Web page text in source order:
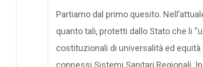
Partiamo dal primo quesito.
quanto tali, protetti dallo Stato che li
costituzionali di universalità ed
connessi Sistemi Sanitari Regionali.